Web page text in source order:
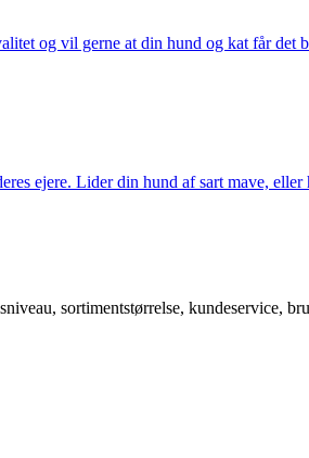
og vil gerne at din hund og kat får det
ejere. Lider din hund af sart mave,
sortimentstørrelse, kundeservice,